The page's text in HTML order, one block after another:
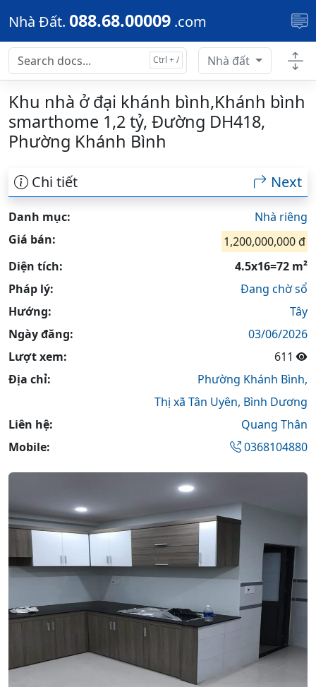
Skip to main content
Nhà Đất. 088.68.00009 .com
Nhà đất
Khu nhà ở đại khánh bình,Khánh bình
smarthome 1,2 tỷ, Đường DH418,
Phường Khánh Bình
Chi tiết Next
Danh mục:
Nhà riêng
Giá bán:
1,200,000,000 đ
Diện tích:
4.5x16=72 m²
Pháp lý:
Đang chờ sổ
Hướng:
Tây
Ngày đăng:
03/06/2026
Lượt xem:
611
Địa chỉ:
Phường Khánh Bình,
Thị xã Tân Uyên, Bình Dương
Liên hệ:
Quang Thân
Mobile:
0368104880